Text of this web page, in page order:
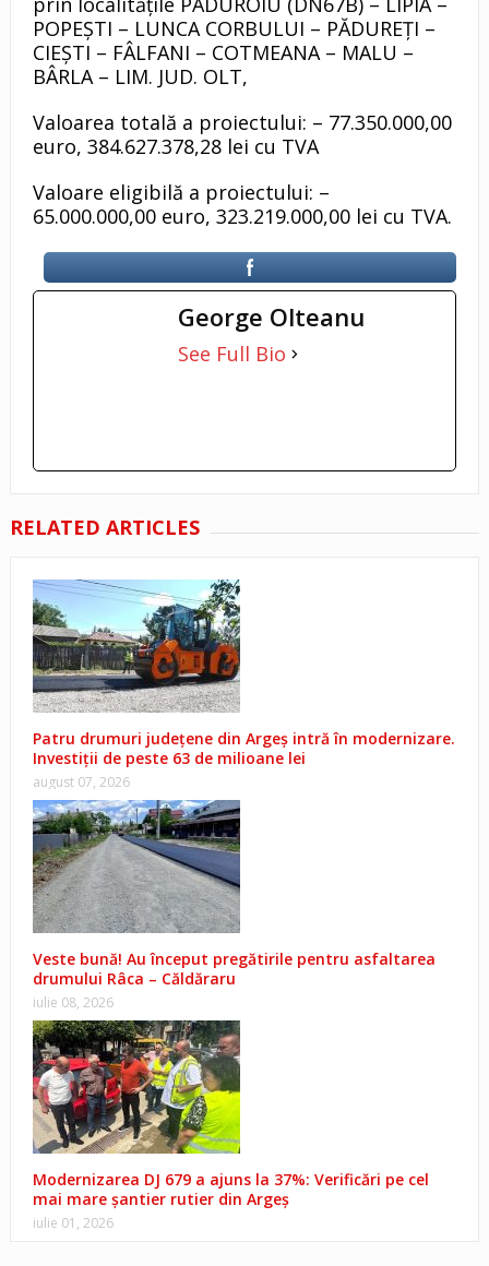
POPEȘTI – LUNCA CORBULUI – PĂDUREȚI –
CIEȘTI – FÂLFANI – COTMEANA – MALU –
BÂRLA – LIM. JUD. OLT,
Valoarea totală a proiectului: – 77.350.000,00
euro, 384.627.378,28 lei cu TVA
Valoare eligibilă a proiectului: –
65.000.000,00 euro, 323.219.000,00 lei cu TVA.
George Olteanu
See Full Bio
RELATED ARTICLES
Patru drumuri județene din Argeș intră în modernizare.
Investiții de peste 63 de milioane lei
august 07, 2026
Veste bună! Au început pregătirile pentru asfaltarea
drumului Râca – Căldăraru
iulie 08, 2026
Modernizarea DJ 679 a ajuns la 37%: Verificări pe cel
mai mare șantier rutier din Argeș
iulie 01, 2026